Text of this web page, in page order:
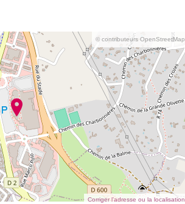
© contributeurs OpenStreetMap
Corriger l’adresse ou la localisation